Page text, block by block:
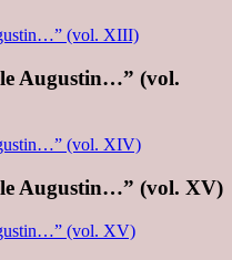
Augustin…” (vol.
Augustin…” (vol. XV)